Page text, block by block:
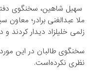
سهیل شاهین، سخنگوی
ملا عبدالغنی برادر؛
زلمی خلیلزاد دیدار کردند
سخنگوی طالبان در این مورد
نظری نکرده‌است.